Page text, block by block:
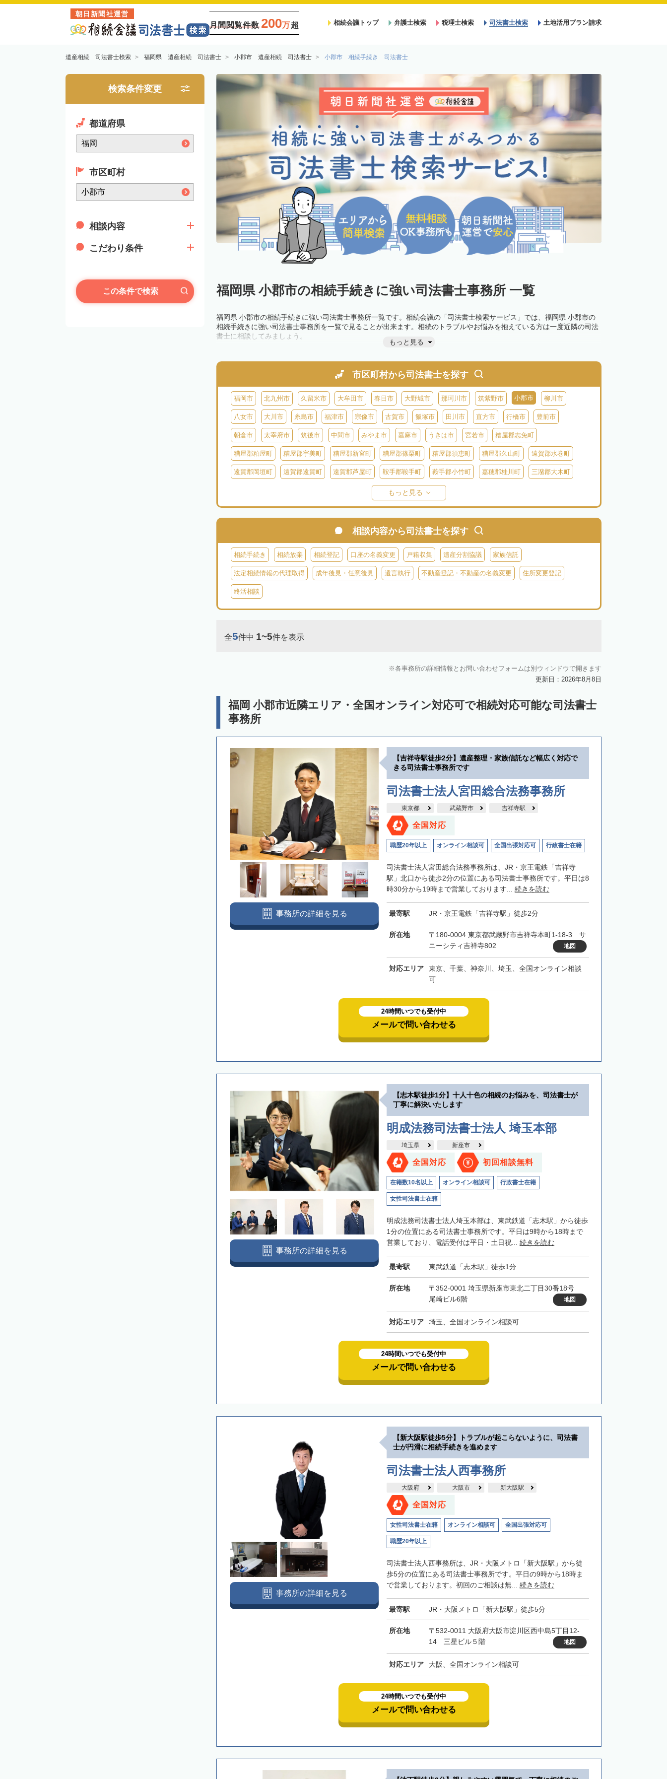
朝日新聞社運営
月間閲覧件数 200万超 相続会議トップ 弁護士検索 税理士検索 司法書士検索 土地活用プラン請求
遺産相続 司法書士検索 福岡県 遺産相続 司法書士 小郡市 遺産相続 司法書士 小郡市 相続手続き 司法書士
検索条件変更
都道府県
市区町村
相談内容
こだわり条件
この条件で検索 福岡県 小郡市の相続手続きに強い司法書士事務所 一覧
福岡県 小郡市の相続手続きに強い司法書士事務所一覧です。相続会議の「司法書士検索サービス」では、福岡県 小郡市の
相続手続きに強い司法書士事務所を一覧で見ることが出来ます。相続のトラブルやお悩みを抱えている方は一度近隣の司法
書士に相談してみましょう。
もっと見る
市区町村から司法書士を探す
福岡市 北九州市 久留米市 大牟田市 春日市 大野城市 那珂川市 筑紫野市 小郡市 柳川市
八女市 大川市 糸島市 福津市 宗像市 古賀市 飯塚市 田川市 直方市 行橋市 豊前市
朝倉市 太宰府市 筑後市 中間市 みやま市 嘉麻市 うきは市 宮若市 糟屋郡志免町
糟屋郡粕屋町 糟屋郡宇美町 糟屋郡新宮町 糟屋郡篠栗町 糟屋郡須恵町 糟屋郡久山町 遠賀郡水巻町
遠賀郡岡垣町 遠賀郡遠賀町 遠賀郡芦屋町 鞍手郡鞍手町 鞍手郡小竹町 嘉穂郡桂川町 三潴郡大木町
朝倉郡東峰村
田川郡添田町 田川郡糸田町 田川郡大任町 田川郡赤村 京都郡苅田町 京都郡みやこ町 築上郡吉富町
もっと見る
相談内容から司法書士を探す
相続手続き 相続放棄 相続登記 口座の名義変更 戸籍収集 遺産分割協議 家族信託
法定相続情報の代理取得 成年後見・任意後見 遺言執行 不動産登記・不動産の名義変更 住所変更登記
終活相談
全5件中 1~5件を表示
各事務所の詳細情報とお問い合わせフォームは別ウィンドウで開きます
更新日：2026年8月8日
福岡 小郡市近隣エリア・全国オンライン対応可で相続対応可能な司法書士
事務所
【吉祥寺駅徒歩2分】遺産整理・家族信託など幅広く対応で
きる司法書士事務所です
司法書士法人宮田総合法務事務所
東京都 武蔵野市 吉祥寺駅
全国対応
職歴20年以上 オンライン相談可 全国出張対応可 行政書士在籍
司法書士法人宮田総合法務事務所は、JR・京王電鉄「吉祥寺
駅」北口から徒歩2分の位置にある司法書士事務所です。平日は8
時30分から19時まで営業しております... 続きを読む
最寄駅 JR・京王電鉄「吉祥寺駅」徒歩2分
所在地
〒180-0004 東京都武蔵野市吉祥寺本町1-18-3 サ
ニーシティ吉祥寺802
地図
対応エリア
東京、千葉、神奈川、埼玉、全国オンライン相談
可
事務所の詳細を見る
24時間いつでも受付中
メールで問い合わせる
【志木駅徒歩1分】十人十色の相続のお悩みを、司法書士が
丁寧に解決いたします
明成法務司法書士法人 埼玉本部
埼玉県 新座市
全国対応 初回相談無料
在籍数10名以上 オンライン相談可 行政書士在籍
女性司法書士在籍
明成法務司法書士法人埼玉本部は、東武鉄道「志木駅」から徒歩
1分の位置にある司法書士事務所です。平日は9時から18時まで
営業しており、電話受付は平日・土日祝... 続きを読む
最寄駅 東武鉄道「志木駅」徒歩1分
所在地
〒352-0001 埼玉県新座市東北二丁目30番18号
尾崎ビル6階
地図
対応エリア 埼玉、全国オンライン相談可
事務所の詳細を見る
24時間いつでも受付中
メールで問い合わせる
【新大阪駅徒歩5分】トラブルが起こらないように、司法書
士が円滑に相続手続きを進めます
司法書士法人西事務所
大阪府 大阪市 新大阪駅
全国対応
女性司法書士在籍 オンライン相談可 全国出張対応可
職歴20年以上
司法書士法人西事務所は、JR・大阪メトロ「新大阪駅」から徒
歩5分の位置にある司法書士事務所です。平日の9時から18時ま
で営業しております。初回のご相談は無... 続きを読む
最寄駅 JR・大阪メトロ「新大阪駅」徒歩5分
所在地
〒532-0011 大阪府大阪市淀川区西中島5丁目12-
14 三星ビル５階
地図
対応エリア 大阪、全国オンライン相談可
事務所の詳細を見る
24時間いつでも受付中
メールで問い合わせる